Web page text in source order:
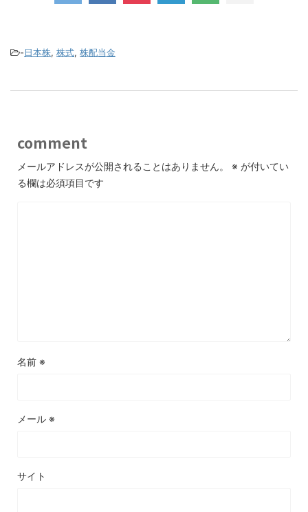
-日本株, 株式, 株配当金
comment
メールアドレスが公開されることはありません。 ※ が付いてい
る欄は必須項目です
名前 ※
メール ※
サイト